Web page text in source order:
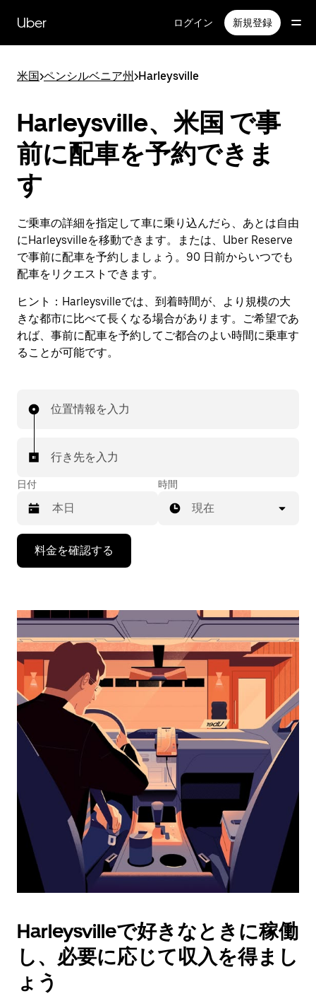
Uber ログイン 新規登録
米国>ペンシルベニア州>Harleysville
Harleysville、米国 で事
前に配車を予約できま
す
ご乗車の詳細を指定して車に乗り込んだら、あとは自由
にHarleysvilleを移動できます。または、Uber Reserve
で事前に配車を予約しましょう。90 日前からいつでも
配車をリクエストできます。
ヒント： Harleysvilleでは、到着時間が、より規模の大
きな都市に比べて長くなる場合があります。ご希望であ
れば、事前に配車を予約してご都合のよい時間に乗車す
ることが可能です。
位置情報を入力
行き先を入力
日付
で
ン
ダ
ー
を
操
作
し、
を
選
択
す。
ン
で
カ
ン
時間
現在
料金を確認する
Harleysvilleで好きなときに稼働
し、必要に応じて収入を得まし
ょう